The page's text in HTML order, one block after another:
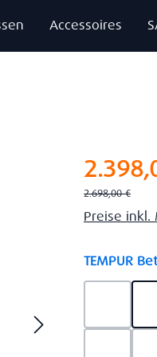
Accessoires
Regulärer Preis:
2.698,00 €
Preise inkl.
TEMPUR